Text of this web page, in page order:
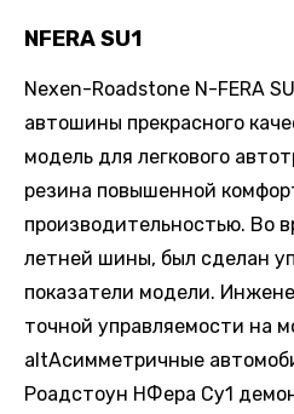
NFERA SU1
Nexen-Roadstone N-FERA
автошины прекрасного
модель для легкового
резина повышенной
производительностью. Во
летней шины, был сделан
показатели модели.
точной управляемости на
altАсимметричные
Роадстоун НФера Су1